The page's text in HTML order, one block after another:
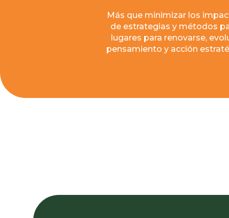
Más que minimizar los
de estrategias y métodos
lugares para renovarse,
pensamiento y acción